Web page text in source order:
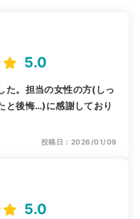
5.0
た。担当の女性の方(しっ
と後悔…)に感謝しており
投稿日：2026/01/09
5.0